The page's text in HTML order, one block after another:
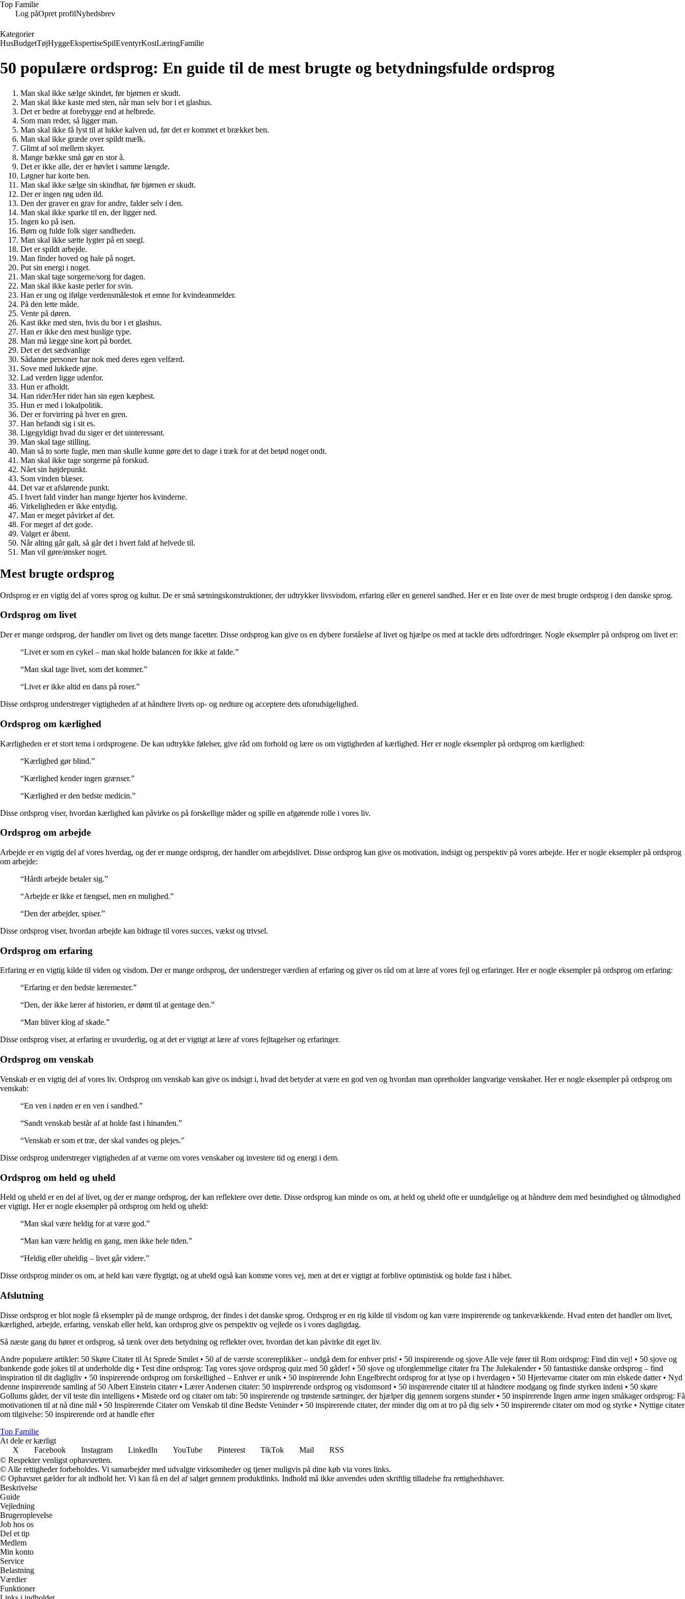
Top Familie
Log påOpret profilNyhedsbrev
Kategorier
HusBudgetTøjHyggeEkspertiseSpilEventyrKostLæringFamilie
50 populære ordsprog: En guide til de mest brugte og betydningsfulde ordsprog
Man skal ikke sælge skindet, før bjørnen er skudt.
Man skal ikke kaste med sten, når man selv bor i et glashus.
Det er bedre at forebygge end at helbrede.
Som man reder, så ligger man.
Man skal ikke få lyst til at lukke kalven ud, før det er kommet et brækket ben.
Man skal ikke græde over spildt mælk.
Glimt af sol mellem skyer.
Mange bække små gør en stor å.
Det er ikke alle, der er høvlet i samme længde.
Løgner har korte ben.
Man skal ikke sælge sin skindhat, før bjørnen er skudt.
Der er ingen røg uden ild.
Den der graver en grav for andre, falder selv i den.
Man skal ikke sparke til en, der ligger ned.
Ingen ko på isen.
Børn og fulde folk siger sandheden.
Man skal ikke sætte lygter på en snegl.
Det er spildt arbejde.
Man finder hoved og hale på noget.
Put sin energi i noget.
Man skal tage sorgerne/sorg for dagen.
Man skal ikke kaste perler for svin.
Han er ung og ifølge verdensmålestok et emne for kvindeanmelder.
På den lette måde.
Vente på døren.
Kast ikke med sten, hvis du bor i et glashus.
Han er ikke den mest huslige type.
Man må lægge sine kort på bordet.
Det er det sædvanlige
Sådanne personer har nok med deres egen velfærd.
Sove med lukkede øjne.
Lad verden ligge udenfor.
Hun er afholdt.
Han rider/Her rider han sin egen kæphest.
Hun er med i lokalpolitik.
Der er forvirring på hver en gren.
Han befandt sig i sit es.
Ligegyldigt hvad du siger er det uinteressant.
Man skal tage stilling.
Man så to sorte fugle, men man skulle kunne gøre det to dage i træk for at det betød noget ondt.
Man skal ikke tage sorgerne på forskud.
Nået sin højdepunkt.
Som vinden blæser.
Det var et afslørende punkt.
I hvert fald vinder han mange hjerter hos kvinderne.
Virkeligheden er ikke entydig.
Man er meget påvirket af det.
For meget af det gode.
Valget er åbent.
Når alting går galt, så går det i hvert fald af helvede til.
Man vil gøre/ønsker noget.
Mest brugte ordsprog
Ordsprog er en vigtig del af vores sprog og kultur. De er små sætningskonstruktioner, der udtrykker livsvisdom, erfaring eller en generel sandhed. Her er en liste over de mest brugte ordsprog i den danske sprog.
Ordsprog om livet
Der er mange ordsprog, der handler om livet og dets mange facetter. Disse ordsprog kan give os en dybere forståelse af livet og hjælpe os med at tackle dets udfordringer. Nogle eksempler på ordsprog om livet er:
“Livet er som en cykel – man skal holde balancen for ikke at falde.”
“Man skal tage livet, som det kommer.”
“Livet er ikke altid en dans på roser.”
Disse ordsprog understreger vigtigheden af at håndtere livets op- og nedture og acceptere dets uforudsigelighed.
Ordsprog om kærlighed
Kærligheden er et stort tema i ordsprogene. De kan udtrykke følelser, give råd om forhold og lære os om vigtigheden af kærlighed. Her er nogle eksempler på ordsprog om kærlighed:
“Kærlighed gør blind.”
“Kærlighed kender ingen grænser.”
“Kærlighed er den bedste medicin.”
Disse ordsprog viser, hvordan kærlighed kan påvirke os på forskellige måder og spille en afgørende rolle i vores liv.
Ordsprog om arbejde
Arbejde er en vigtig del af vores hverdag, og der er mange ordsprog, der handler om arbejdslivet. Disse ordsprog kan give os motivation, indsigt og perspektiv på vores arbejde. Her er nogle eksempler på ordsprog
om arbejde:
“Hårdt arbejde betaler sig.”
“Arbejde er ikke et fængsel, men en mulighed.”
“Den der arbejder, spiser.”
Disse ordsprog viser, hvordan arbejde kan bidrage til vores succes, vækst og trivsel.
Ordsprog om erfaring
Erfaring er en vigtig kilde til viden og visdom. Der er mange ordsprog, der understreger værdien af erfaring og giver os råd om at lære af vores fejl og erfaringer. Her er nogle eksempler på ordsprog om erfaring:
“Erfaring er den bedste læremester.”
“Den, der ikke lærer af historien, er dømt til at gentage den.”
“Man bliver klog af skade.”
Disse ordsprog viser, at erfaring er uvurderlig, og at det er vigtigt at lære af vores fejltagelser og erfaringer.
Ordsprog om venskab
Venskab er en vigtig del af vores liv. Ordsprog om venskab kan give os indsigt i, hvad det betyder at være en god ven og hvordan man opretholder langvarige venskaber. Her er nogle eksempler på ordsprog om
venskab:
“En ven i nøden er en ven i sandhed.”
“Sandt venskab består af at holde fast i hinanden.”
“Venskab er som et træ, der skal vandes og plejes.”
Disse ordsprog understreger vigtigheden af at værne om vores venskaber og investere tid og energi i dem.
Ordsprog om held og uheld
Held og uheld er en del af livet, og der er mange ordsprog, der kan reflektere over dette. Disse ordsprog kan minde os om, at held og uheld ofte er uundgåelige og at håndtere dem med besindighed og tålmodighed
er vigtigt. Her er nogle eksempler på ordsprog om held og uheld:
“Man skal være heldig for at være god.”
“Man kan være heldig en gang, men ikke hele tiden.”
“Heldig eller uheldig – livet går videre.”
Disse ordsprog minder os om, at held kan være flygtigt, og at uheld også kan komme vores vej, men at det er vigtigt at forblive optimistisk og holde fast i håbet.
Afslutning
Disse ordsprog er blot nogle få eksempler på de mange ordsprog, der findes i det danske sprog. Ordsprog er en rig kilde til visdom og kan være inspirerende og tankevækkende. Hvad enten det handler om livet,
kærlighed, arbejde, erfaring, venskab eller held, kan ordsprog give os perspektiv og vejlede os i vores dagligdag.
Så næste gang du hører et ordsprog, så tænk over dets betydning og reflekter over, hvordan det kan påvirke dit eget liv.
Andre populære artikler: 50 Skøre Citater til At Sprede Smilet • 50 af de værste scorereplikker – undgå dem for enhver pris! • 50 inspirerende og sjove Alle veje fører til Rom ordsprog: Find din vej! • 50 sjove og
bankende gode jokes til at underholde dig • Test dine ordsprog: Tag vores sjove ordsprog quiz med 50 gåder! • 50 sjove og uforglemmelige citater fra The Julekalender• 50 fantastiske danske ordsprog – find
inspiration til dit dagligliv • 50 inspirerende ordsprog om forskellighed – Enhver er unik • 50 inspirerende John Engelbrecht ordsprog for at lyse op i hverdagen • 50 Hjertevarme citater om min elskede datter• Nyd
denne inspirerende samling af 50 Albert Einstein citater• Lærer Andersen citater: 50 inspirerende ordsprog og visdomsord • 50 inspirerende citater til at håndtere modgang og finde styrken indeni • 50 skøre
Gollums gåder, der vil teste din intelligens • Mistede ord og citater om tab: 50 inspirerende og trøstende sætninger, der hjælper dig gennem sorgens stunder• 50 inspirerende Ingen arme ingen småkager ordsprog: Få
motivationen til at nå dine mål • 50 Inspirerende Citater om Venskab til dine Bedste Veninder• 50 inspirerende citater, der minder dig om at tro på dig selv • 50 inspirerende citater om mod og styrke • Nyttige citater
om tilgivelse: 50 inspirerende ord at handle efter
Top Familie
At dele er kærligt
X
Facebook Instagram LinkedIn YouTube Pinterest TikTok Mail
RSS
© Respekter venligst ophavsretten.
© Alle rettigheder forbeholdes. Vi samarbejder med udvalgte virksomheder og tjener muligvis på dine køb via vores links.
© Ophavsret gælder for alt indhold her. Vi kan få en del af salget gennem produktlinks. Indhold må ikke anvendes uden skriftlig tilladelse fra rettighedshaver.
Beskrivelse
Guide
Vejledning
Brugeroplevelse
Job hos os
Del et tip
Medlem
Min konto
Service
Belastning
Værdier
Funktioner